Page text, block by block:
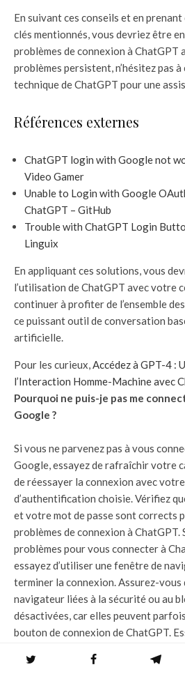
En suivant ces conseils et en
clés mentionnés, vous devriez être
problèmes de connexion à ChatGPT
problèmes persistent, n’hésitez pas
technique de ChatGPT pour une
Références externes
ChatGPT login with Google not
Video Gamer
Unable to Login with Google
ChatGPT – GitHub
Trouble with ChatGPT Login
Linguix
En appliquant ces solutions, vous
l’utilisation de ChatGPT avec votre
continuer à profiter de l’ensemble
ce puissant outil de conversation
artificielle.
Pour les curieux,Accédez à GPT-4 :
l’Interaction Homme-Machine avec
Pourquoi ne puis-je pas me
Google ?
Si vous ne parvenez pas à vous
Google, essayez de rafraîchir votre
de réessayer la connexion avec
d’authentification choisie. Vérifiez
et votre mot de passe sont corrects
problèmes de connexion à ChatGPT.
problèmes pour vous connecter à
essayez d’utiliser une fenêtre de
terminer la connexion. Assurez-vous
navigateur liées à la sécurité ou au
désactivées, car elles peuvent
bouton de connexion de ChatGPT.
rafraîchir votre session, car une